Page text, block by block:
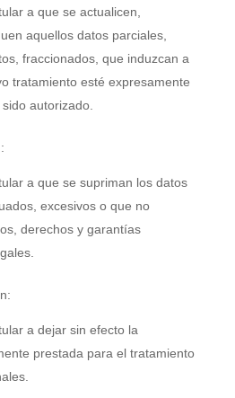
a que se actualicen,
aquellos datos parciales,
fraccionados, que induzcan a
tratamiento esté expresamente
autorizado.
a que se supriman los datos
excesivos o que no
derechos y garantías
a dejar sin efecto la
prestada para el tratamiento